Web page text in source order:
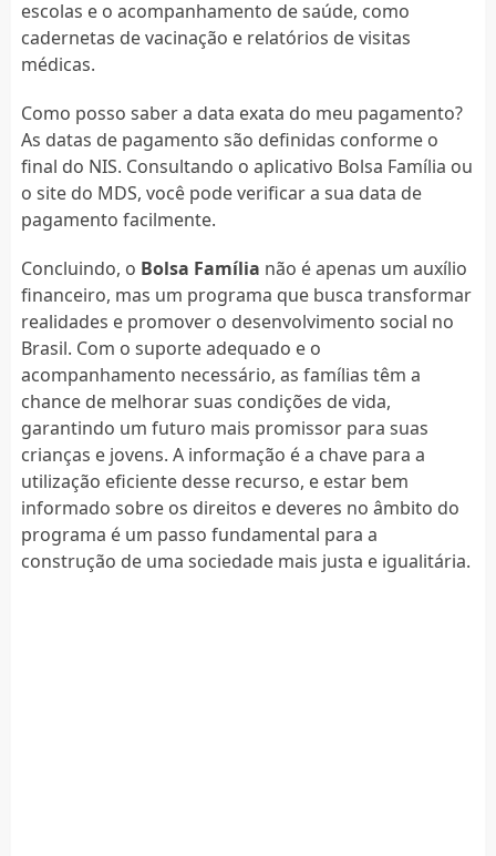
escolas e o acompanhamento de saúde, como
cadernetas de vacinação e relatórios de visitas
médicas.
Como posso saber a data exata do meu pagamento?
As datas de pagamento são definidas conforme o
final do NIS. Consultando o aplicativo Bolsa Família ou
o site do MDS, você pode verificar a sua data de
pagamento facilmente.
Concluindo, o Bolsa Família não é apenas um auxílio
financeiro, mas um programa que busca transformar
realidades e promover o desenvolvimento social no
Brasil. Com o suporte adequado e o
acompanhamento necessário, as famílias têm a
chance de melhorar suas condições de vida,
garantindo um futuro mais promissor para suas
crianças e jovens. A informação é a chave para a
utilização eficiente desse recurso, e estar bem
informado sobre os direitos e deveres no âmbito do
programa é um passo fundamental para a
construção de uma sociedade mais justa e igualitária.